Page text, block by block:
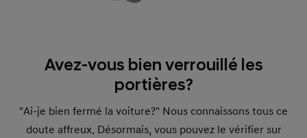
Avez-vous bien verrouillé les
portières?
"Ai-je bien fermé la voiture?" Nous connaissons tous ce
doute affreux. Désormais, vous pouvez le vérifier sur